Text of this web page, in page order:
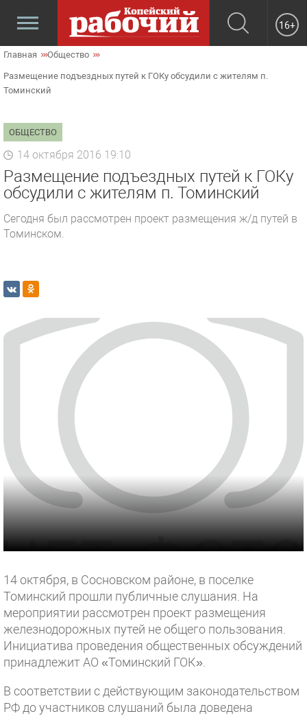
16+
Главная Общество
Размещение подъездных путей к ГОКу обсудили с жителям п.
Томинский
ОБЩЕСТВО
14 октября 2016 19:10
Размещение подъездных путей к ГОКу
обсудили с жителям п. Томинский
Сегодня был рассмотрен проект размещения ж/д путей в
Томинском.
14 октября, в Сосновском районе, в поселке
Томинский прошли публичные слушания. На
мероприятии рассмотрен проект размещения
железнодорожных путей не общего пользования.
Инициатива проведения общественных обсуждений
принадлежит АО «Томинский ГОК».
В соответствии с действующим законодательством
РФ до участников слушаний была доведена